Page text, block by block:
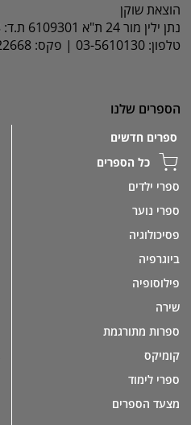
הוצאת שוקן
נתן ילין מור 24 ת"א 6109301 ת.ד: 9408
טלפון: 03-5610130 | פקס: 03-5622668
הספרים שלנו
ספרים חדשים
כל הספרים
ספרי ילדים
ספרי נוער
פסיכולוגיה
ביוגרפיה
פילוסופיה
שירה
ספרות מתורגמת
קומיקס
ספרי לימוד
מצעד הספרים